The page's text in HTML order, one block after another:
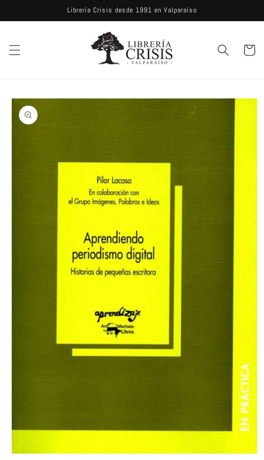
al contenido
Librería Crisis desde 1991 en Valparaíso
Carrito
directamente
a la
información